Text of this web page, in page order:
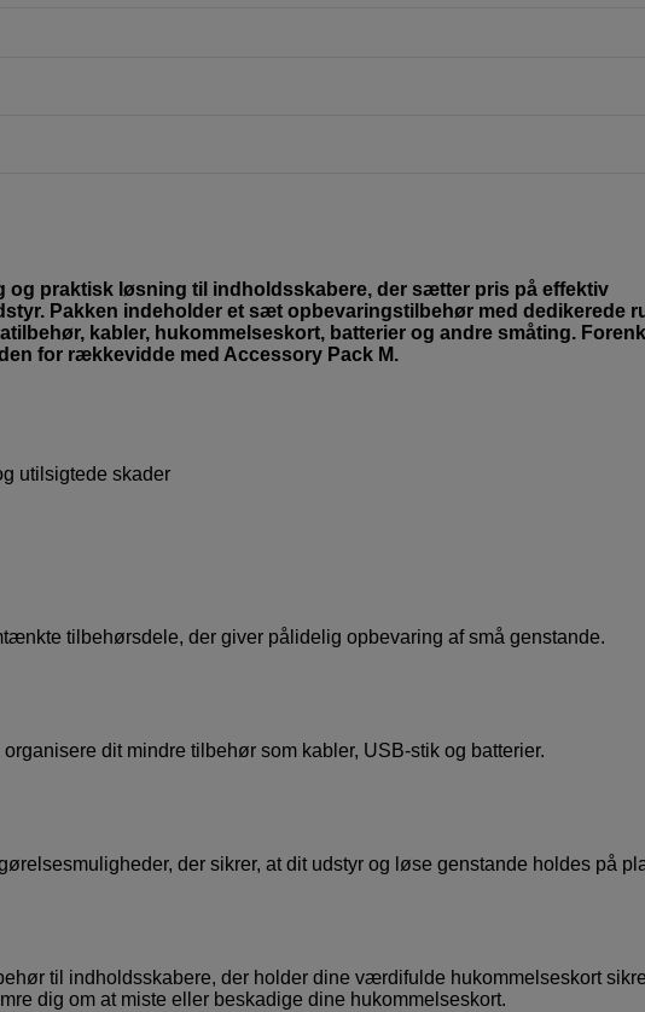
og praktisk løsning til indholdsskabere, der sætter pris på effektiv
Pakken indeholder et sæt opbevaringstilbehør med dedikerede
kabler, hukommelseskort, batterier og andre småting.
for rækkevidde med Accessory Pack M.
utilsigtede skader
tilbehørsdele, der giver pålidelig opbevaring af små genstande.
dit mindre tilbehør som kabler, USB-stik og batterier.
der sikrer, at dit udstyr og løse genstande holdes på
til indholdsskabere, der holder dine værdifulde hukommelseskort
dig om at miste eller beskadige dine hukommelseskort.